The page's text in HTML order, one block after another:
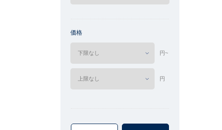
価格
円~
円